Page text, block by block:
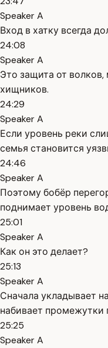
Speaker A
Вход в хатку всегда
24:08
Speaker A
Это защита от
хищников.
24:29
Speaker A
Если уровень реки
семья становится
24:46
Speaker A
Поэтому бобёр
поднимает уровень
25:01
Speaker A
Как он это делает?
25:13
Speaker A
Сначала укладывает
набивает промежутки
25:25
Speaker A